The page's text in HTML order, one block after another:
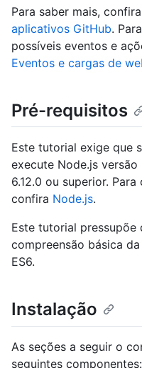
Para saber mais, confira
aplicativos GitHub.
possíveis eventos e
Eventos e cargas de
Pré-requisitos
Este tutorial exige que
execute Node.js
6.12.0 ou superior.
confira Node.js.
Este tutorial pressupõe
compreensão básica
ES6.
Instalação
As seções a seguir o
seguintes componentes: